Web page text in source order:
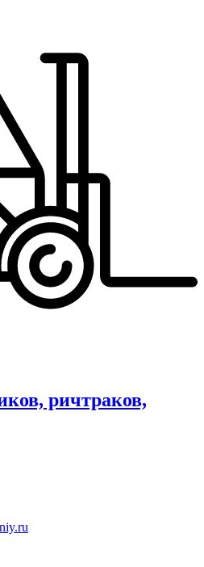
ричтраков,